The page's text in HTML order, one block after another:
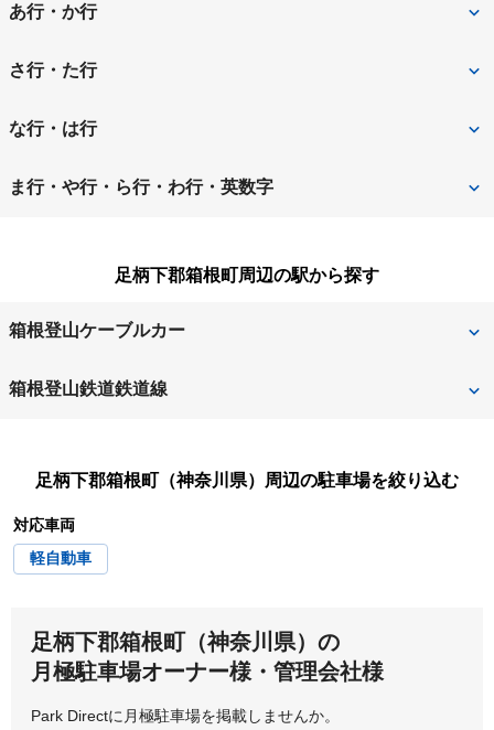
あ行・か行
愛甲郡愛川町
足柄上郡開成町
綾瀬市
伊勢原市
川崎市川崎区 川崎市幸区
川崎市高津区
川崎市中原区
さ行・た行
相模原市
相模原市緑区 相模原市南区
な行・は行
中郡大磯町 中郡二宮町
ま行・や行・ら行・わ行・英数字
横須賀市
横浜市青葉区
横浜市神奈川区 横浜市金沢区
横浜市港南区
横浜市都筑区 横浜市鶴見区
足柄下郡箱根町周辺の駅から探す
箱根登山ケーブルカー
上強羅
強羅 早雲山
箱根登山鉄道鉄道線
宮ノ下 小涌谷
強羅
足柄下郡箱根町（神奈川県） 周辺の駐車場を絞り込む
対応車両
軽自動車
足柄下郡箱根町（神奈川県）の
月極駐車場オーナー様・管理会社様
Park Directに月極駐車場を掲載しませんか。